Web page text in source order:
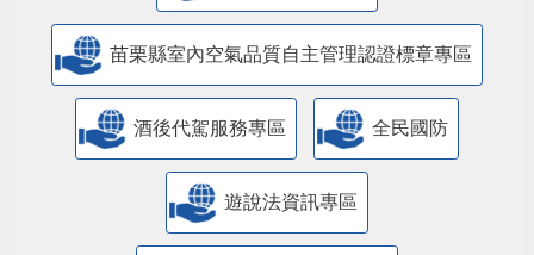
苗栗縣室內空氣品質自主管理認證標章專區
酒後代駕服務專區 全民國防
遊說法資訊專區